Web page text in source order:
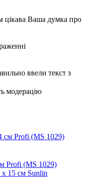
цікава Ваша думка про
ввели текст з
модерацію
Profi (MS 1029)